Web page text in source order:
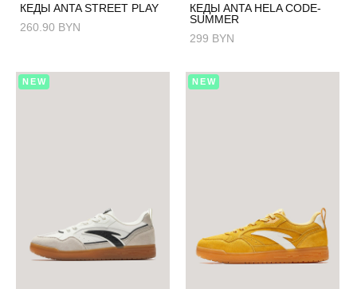
КЕДЫ ANTA STREET PLAY
260.90 BYN
КЕДЫ ANTA HELA CODE-
SUMMER
299 BYN
NEW NEW